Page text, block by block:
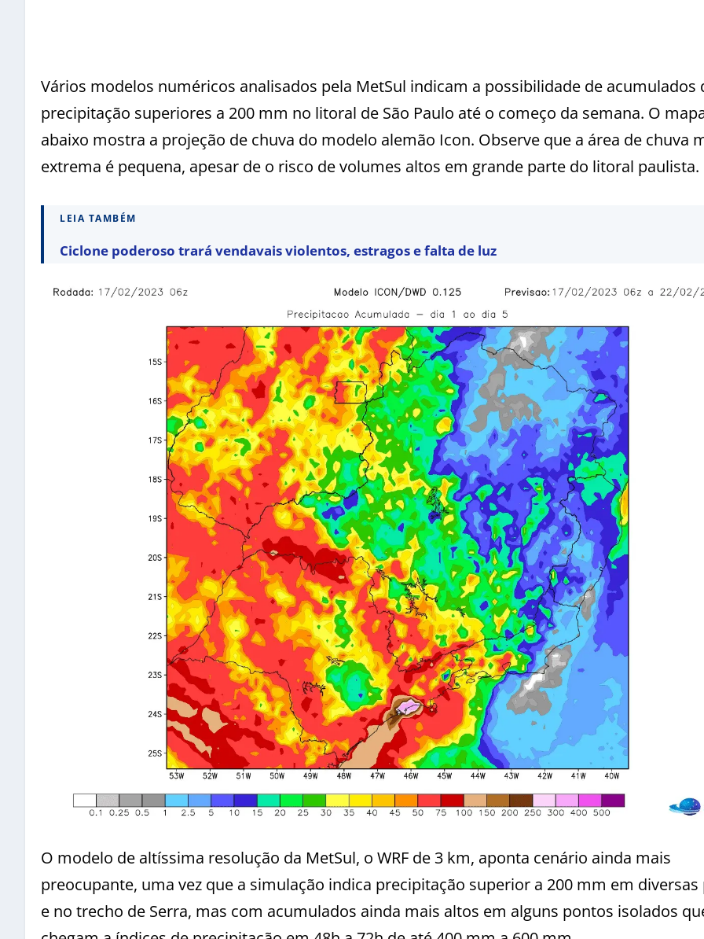
Vários modelos numéricos analisados pela MetSul indicam a possibilidade de acumulados
precipitação superiores a 200 mm no litoral de São Paulo até o começo da semana. O
abaixo mostra a projeção de chuva do modelo alemão Icon. Observe que a área de chuva
extrema é pequena, apesar de o risco de volumes altos em grande parte do litoral paulista.
LEIA TAMBÉM
Ciclone poderoso trará vendavais violentos, estragos e falta de luz
O modelo de altíssima resolução da MetSul, o WRF de 3 km, aponta cenário ainda mais
preocupante, uma vez que a simulação indica precipitação superior a 200 mm em diversas
e no trecho de Serra, mas com acumulados ainda mais altos em alguns pontos isolados